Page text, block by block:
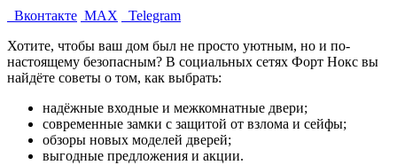
Вконтакте MAX
Telegram
Хотите, чтобы ваш дом был не просто уютным, но и по-
настоящему безопасным? В социальных сетях Форт Нокс вы
найдёте советы о том, как выбрать:
надёжные входные и межкомнатные двери;
современные замки с защитой от взлома и сейфы;
обзоры новых моделей дверей;
выгодные предложения и акции.